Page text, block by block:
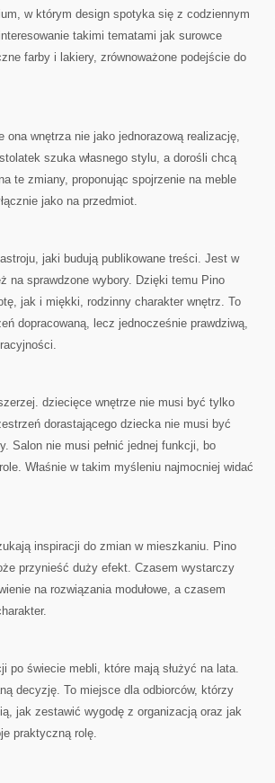
w którym design spotyka się z codziennym
takimi tematami jak surowce
farby i lakiery, zrównoważone podejście do
wnętrza nie jako jednorazową realizację,
szuka własnego stylu, a dorośli chcą
te zmiany, proponując spojrzenie na meble
jako na przedmiot.
jaki budują publikowane treści. Jest w
na sprawdzone wybory. Dzięki temu Pino
jak i miękki, rodzinny charakter wnętrz. To
dopracowaną, lecz jednocześnie prawdziwą,
dziecięce wnętrze nie musi być tylko
dorastającego dziecka nie musi być
Salon nie musi pełnić jednej funkcji, bo
Właśnie w takim myśleniu najmocniej widać
inspiracji do zmian w mieszkaniu. Pino
przynieść duży efekt. Czasem wystarczy
na rozwiązania modułowe, a czasem
po świecie mebli, które mają służyć na lata.
decyzję. To miejsce dla odbiorców, którzy
jak zestawić wygodę z organizacją oraz jak
praktyczną rolę.